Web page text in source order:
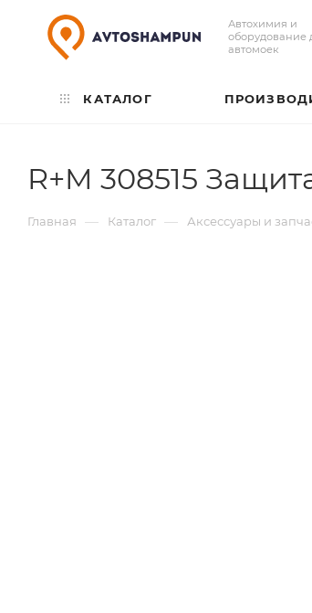
Автохимия и
оборудование
автомоек
КАТАЛОГ
R+M 308515
Главная — Каталог — Аксессуары и